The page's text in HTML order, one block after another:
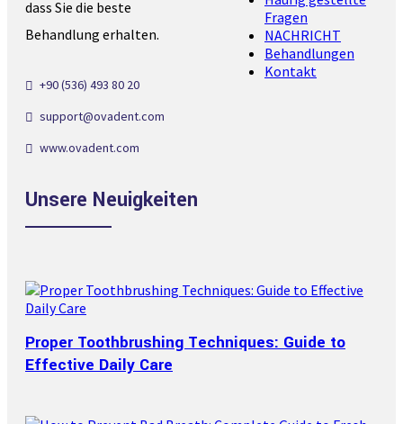
dass Sie die beste
Behandlung erhalten.
+90 (536) 493 80 20
support@ovadent.com
www.ovadent.com
Fragen
NACHRICHT
Behandlungen
Kontakt
Unsere Neuigkeiten
Proper Toothbrushing Techniques: Guide to
Effective Daily Care